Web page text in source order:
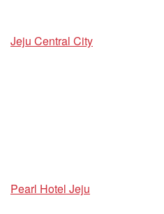
Jeju Central City
Pearl Hotel Jeju